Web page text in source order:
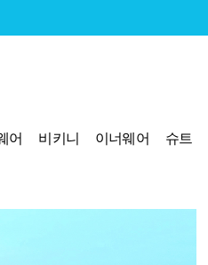
어 비키니 이너웨어 슈트